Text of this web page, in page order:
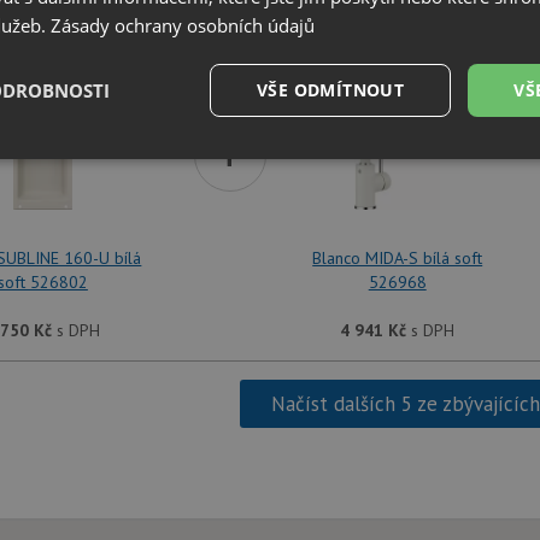
SET Blanco SUBLINE 160-U bílá soft 526802 +
160-U bílá
526802
Kčs DPH
+
Blanco MIDA-S bílá soft
526968
4 941 Kč s DPH
Načíst dalších 5 ze
Zásady ochrany osobních údajů
VŠE ODMÍTNOUT
Výkonové
Soubory cílení Funkční soubory
cookie umožňují základní funkce webových stránek, jako je přihlášení uživatele a
nutných souborů cookie správně používat.